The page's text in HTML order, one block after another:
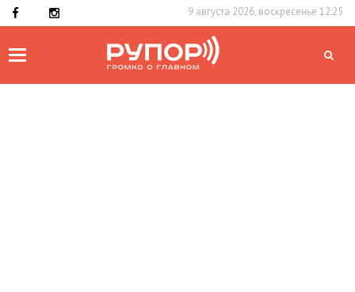
9 августа 2026, воскресенье 12:25
Toggle